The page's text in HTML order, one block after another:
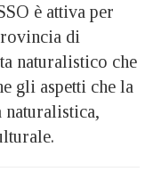
è attiva per
di
naturalistico che
gli aspetti che la
naturalistica,